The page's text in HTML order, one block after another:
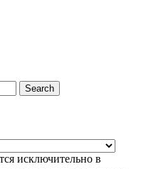
Search
исключительно в